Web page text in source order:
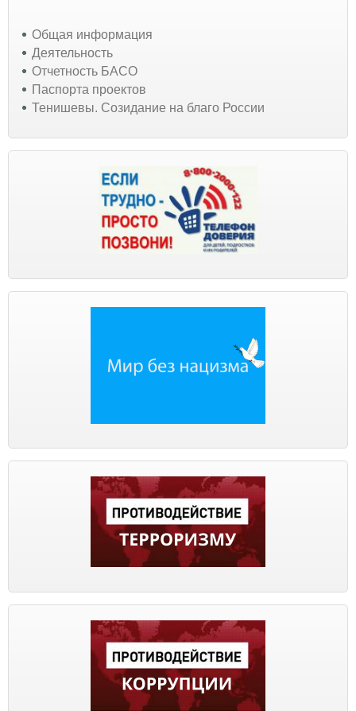
Общая информация
Деятельность
Отчетность БАСО
Паспорта проектов
Тенишевы. Созидание на благо России